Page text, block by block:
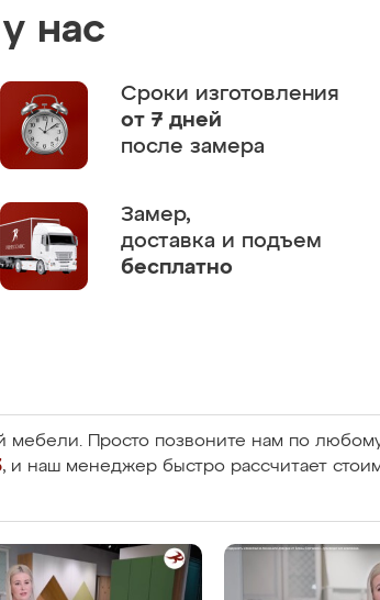
нас
Сроки изготовления
от 7 дней
после замера
Замер,
доставка и подъем
бесплатно
мебели. Просто позвоните нам по
, и наш менеджер быстро рассчитает